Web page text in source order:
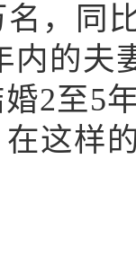
，同
内的夫
2至5
这样